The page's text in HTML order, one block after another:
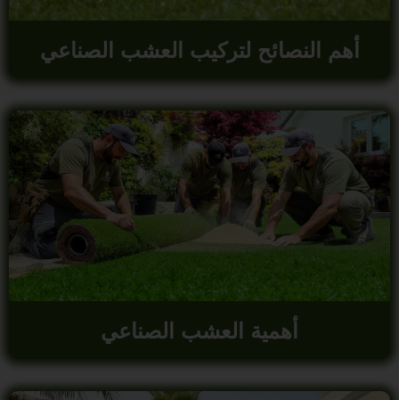
أهم النصائح لتركيب العشب الصناعي
أهمية العشب الصناعي